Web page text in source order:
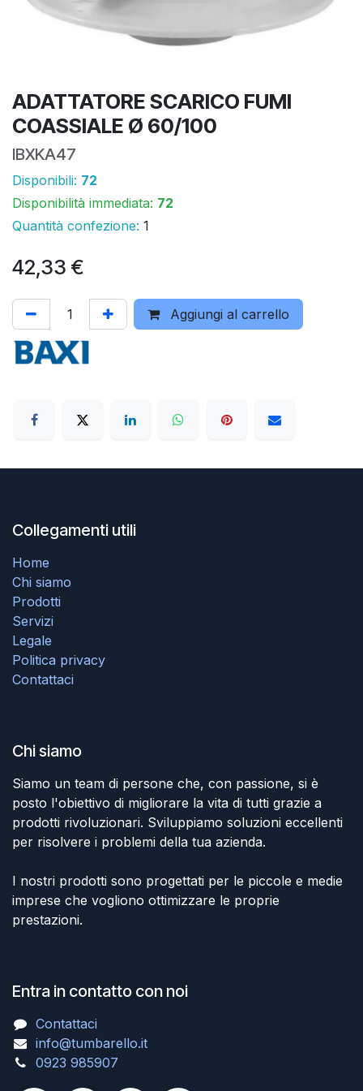
ADATTATORE SCARICO FUMI
COASSIALE Ø 60/100
IBXKA47
Disponibili: 72
Disponibilità immediata: 72
Quantità confezione: 1
42,33 €
Aggiungi al carrello
Collegamenti utili
Home
Chi siamo
Prodotti
Servizi
Legale
Politica privacy
Contattaci
Chi siamo
Siamo un team di persone che, con passione, si è
posto l'obiettivo di migliorare la vita di tutti grazie a
prodotti rivoluzionari. Sviluppiamo soluzioni eccellenti
per risolvere i problemi della tua azienda.
I nostri prodotti sono progettati per le piccole e medie
imprese che vogliono ottimizzare le proprie
prestazioni.
Entra in contatto con noi
Contattaci
info@tumbarello.it
0923 985907